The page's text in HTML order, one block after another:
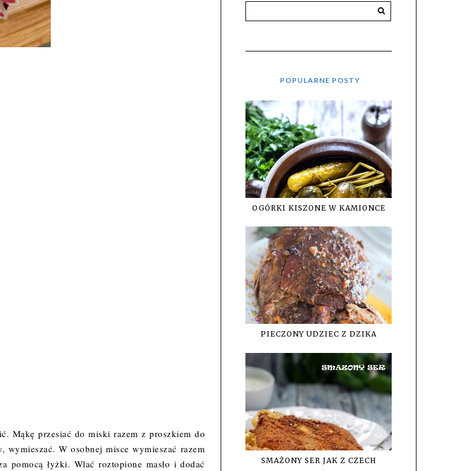
Mąkę przesiać do miski razem z proszkiem do
W osobnej misce wymieszać razem
pomocą łyżki. Wlać roztopione masło i dodać
POPULARNE POSTY
OGÓRKI KISZONE W KAMIONCE
PIECZONY UDZIEC Z DZIKA
SMAŻONY SER JAK Z CZECH